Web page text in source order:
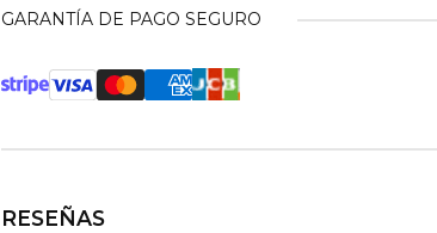
GARANTÍA DE PAGO SEGURO
RESEÑAS